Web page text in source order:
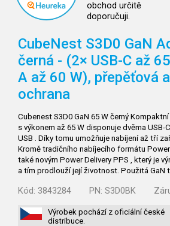
obchod určitě
doporučuji.
CubeNest S3D0 GaN
černá - (2× USB-C až
A až 60 W), přepěťová
ochrana
Cubenest S3D0 GaN 65 W černý
s výkonem až 65 W disponuje dvěma
USB . Díky tomu umožňuje nabíjení až tří
Kromě tradičního nabíjecího formátu
také novým Power Delivery PPS , který je
a tím prodlouží její životnost. Použitá GaN
Kód: 3843284 PN: S3D0BK
Výrobek pochází z oficiální české
distribuce.